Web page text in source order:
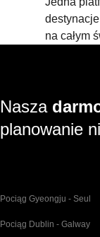
na całym
Nasza
planowanie
Pociąg Gyeongju - Seul
Pociąg Dublin - Galway